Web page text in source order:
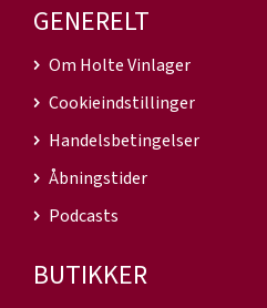
GENERELT
Om Holte Vinlager
Cookieindstillinger
Handelsbetingelser
Åbningstider
Podcasts
BUTIKKER